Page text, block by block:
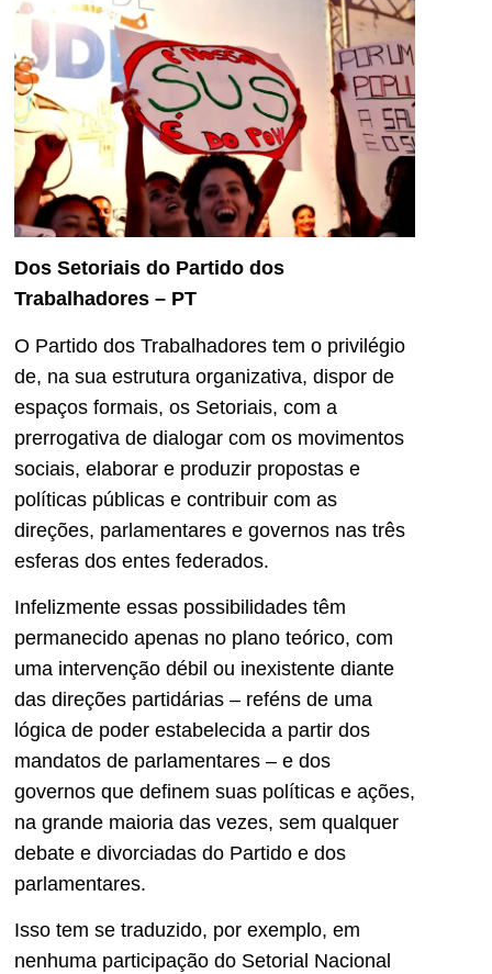
Dos Setoriais do Partido dos
Trabalhadores – PT
O Partido dos Trabalhadores tem o privilégio
de, na sua estrutura organizativa, dispor de
espaços formais, os Setoriais, com a
prerrogativa de dialogar com os movimentos
sociais, elaborar e produzir propostas e
políticas públicas e contribuir com as
direções, parlamentares e governos nas três
esferas dos entes federados.
Infelizmente essas possibilidades têm
permanecido apenas no plano teórico, com
uma intervenção débil ou inexistente diante
das direções partidárias – reféns de uma
lógica de poder estabelecida a partir dos
mandatos de parlamentares – e dos
governos que definem suas políticas e ações,
na grande maioria das vezes, sem qualquer
debate e divorciadas do Partido e dos
parlamentares.
Isso tem se traduzido, por exemplo, em
nenhuma participação do Setorial Nacional